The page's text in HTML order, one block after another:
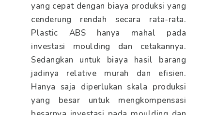
yang cepat dengan biaya produksi yang
cenderung rendah secara rata-rata.
Plastic ABS hanya mahal pada
investasi moulding dan cetakannya.
Sedangkan untuk biaya hasil barang
jadinya relative murah dan efisien.
Hanya saja diperlukan skala produksi
yang besar untuk mengkompensasi